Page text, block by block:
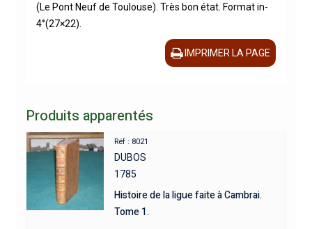
(Le Pont Neuf de Toulouse). Très bon état. Format in-
4°(27×22).
IMPRIMER LA PAGE
Produits apparentés
Réf : 8021
DUBOS
1785
Histoire de la ligue faite à Cambrai.
Tome 1.